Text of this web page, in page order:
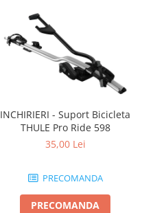
INCHIRIERI - Suport Bicicleta
THULE Pro Ride 598
35,00 Lei
PRECOMANDA
PRECOMANDA